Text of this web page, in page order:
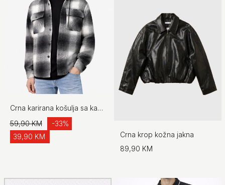
Crna karirana košulja sa kapuljačom
59,90 KM
39,90 KM
-33%
Crna krop kožna jakna
89,90 KM